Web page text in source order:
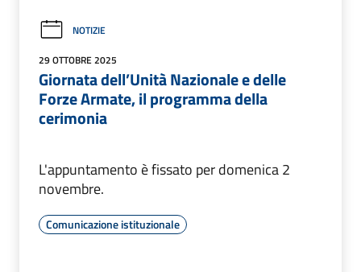
NOTIZIE
29 OTTOBRE 2025
Giornata dell’Unità Nazionale e delle
Forze Armate, il programma della
cerimonia
L'appuntamento è fissato per domenica 2
novembre.
Comunicazione istituzionale